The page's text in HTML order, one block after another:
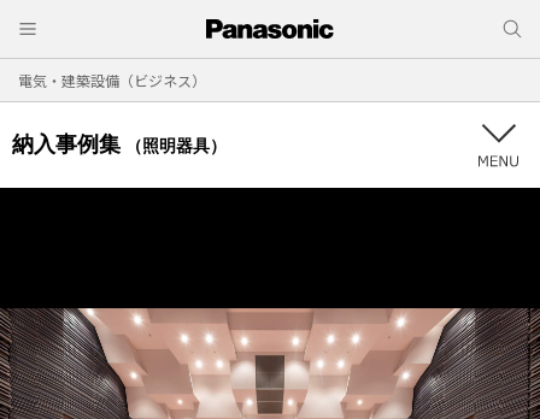
電気・建築設備（ビジネス）
納入事例集 （照明器具）